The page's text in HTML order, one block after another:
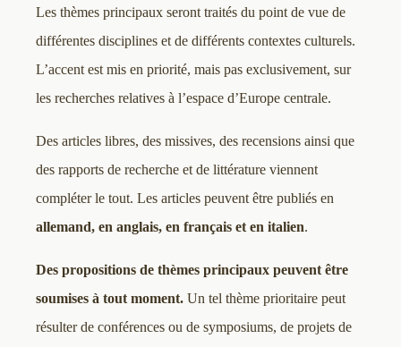
Les thèmes principaux seront traités du point de vue de
différentes disciplines et de différents contextes culturels.
L’accent est mis en priorité, mais pas exclusivement, sur
les recherches relatives à l’espace d’Europe centrale.
Des articles libres, des missives, des recensions ainsi que
des rapports de recherche et de littérature viennent
compléter le tout. Les articles peuvent être publiés en
allemand, en anglais, en français et en italien.
Des propositions de thèmes principaux peuvent être
soumises à tout moment. Un tel thème prioritaire peut
résulter de conférences ou de symposiums, de projets de